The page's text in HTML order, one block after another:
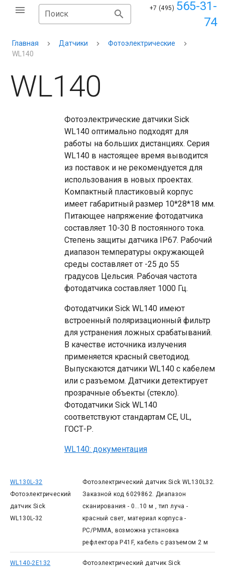
Поиск
+7 (495) 565-31-
74
Главная Датчики
Фотоэлектрические
WL140
WL140
Фотоэлектрические датчики Sick
WL140 оптимально подходят для
работы на больших дистанциях. Серия
WL140 в настоящее время выводится
из поставок и не рекомендуется для
использования в новых проектах.
Компактный пластиковый корпус
имеет габаритный размер 10*28*18 мм.
Питающее напряжение фотодатчика
составляет 10-30 В постоянного тока.
Степень защиты датчика IP67. Рабочий
диапазон температуры окружающей
среды составляет от -25 до 55
градусов Цельсия. Рабочая частота
фотодатчика составляет 1000 Гц.
Фотодатчики Sick WL140 имеют
встроенный поляризационный фильтр
для устранения ложных срабатываний.
В качестве источника излучения
применяется красный светодиод.
Выпускаются датчики WL140 с кабелем
или с разъемом. Датчики детектирует
прозрачные объекты (стекло).
Фотодатчики Sick WL140
соответствуют стандартам СЕ, UL,
ГОСТ-Р.
WL140: документация
WL130L-32
Фотоэлектрический
датчик Sick
WL130L-32
Фотоэлектрический датчик Sick WL130L32.
Заказной код 6029862. Диапазон
сканирования - 0…10 м , тип луча -
красный свет, материал корпуса -
PC/PMMA, возможна установка
рефлектора P41F, кабель с разъемом 2 м
WL140-2E132
Фотоэлектрический датчик Sick